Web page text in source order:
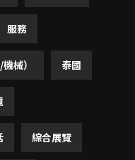
服務
械） 泰國
綜合展覽